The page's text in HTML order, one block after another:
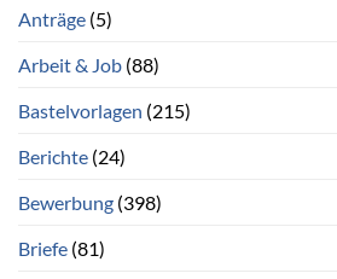
Anträge (5)
Arbeit & Job (88)
Bastelvorlagen (215)
Berichte (24)
Bewerbung (398)
Briefe (81)